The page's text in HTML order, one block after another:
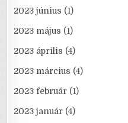
2023 június (1)
2023 május (1)
2023 április (4)
2023 március (4)
2023 február (1)
2023 január (4)